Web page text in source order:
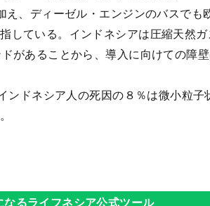
え、ディーゼル・エンジンのバスでも
している。インドネシアは圧縮天然
があることから、導入に向けての障
ンドネシア人の死因の８％は微小粒子